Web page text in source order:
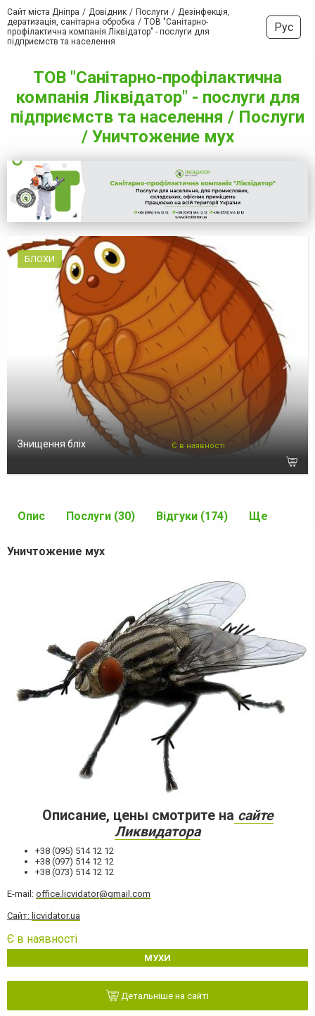
Сайт міста Дніпра Довідник Послуги
Дезінфекція,
дератизація, санітарна обробка
ТОВ "Санітарно-
профілактична компанія Ліквідатор" - послуги для
підприємств та населення
Рус
ТОВ "Санітарно-профілактична
компанія Ліквідатор" - послуги для
підприємств та населення / Послуги
/ Уничтожение мух
БЛОХИ
Знищення бліх Є в наявності
Опис Послуги (30) Відгуки (174) Ще
Уничтожение мух
Описание, цены смотрите на сайте
Ликвидатора
+38 (095) 514 12 12
+38 (097) 514 12 12
+38 (073) 514 12 12
Е-mail: office.licvidator@gmail.com
Сайт: licvidator.ua
Є в наявності
МУХИ
Детальніше на сайті